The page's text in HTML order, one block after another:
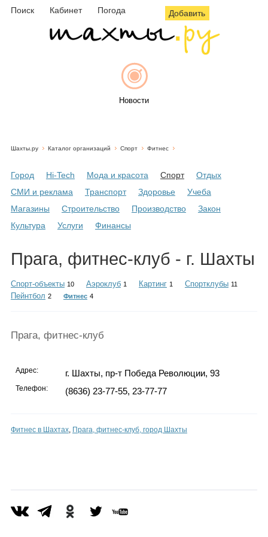
Поиск Кабинет Погода Добавить
Новости
Объявления
Гороскоп
Шахты.ру Каталог организаций Спорт Фитнес
Город Hi-Tech Мода и красота Спорт
Отдых
СМИ и реклама
Транспорт Здоровье
Учеба
Магазины
Строительство Производство
Закон
Культура
Услуги Финансы
Прага, фитнес-клуб - г. Шахты
Спорт-объекты 10 Аэроклуб 1 Картинг 1 Спортклубы 11
Пейнтбол 2 Фитнес 4
Прага, фитнес-клуб
Адрес: г. Шахты, пр-т Победа Революции, 93
Телефон: (8636) 23-77-55, 23-77-77
Фитнес в Шахтах, Прага, фитнес-клуб, город Шахты